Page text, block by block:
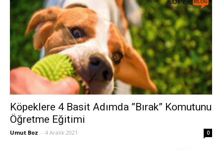
Köpeklere 4 Basit Adımda ”Bırak” Komutunu
Öğretme Eğitimi
Umut Boz - 4 Aralık 2021 0